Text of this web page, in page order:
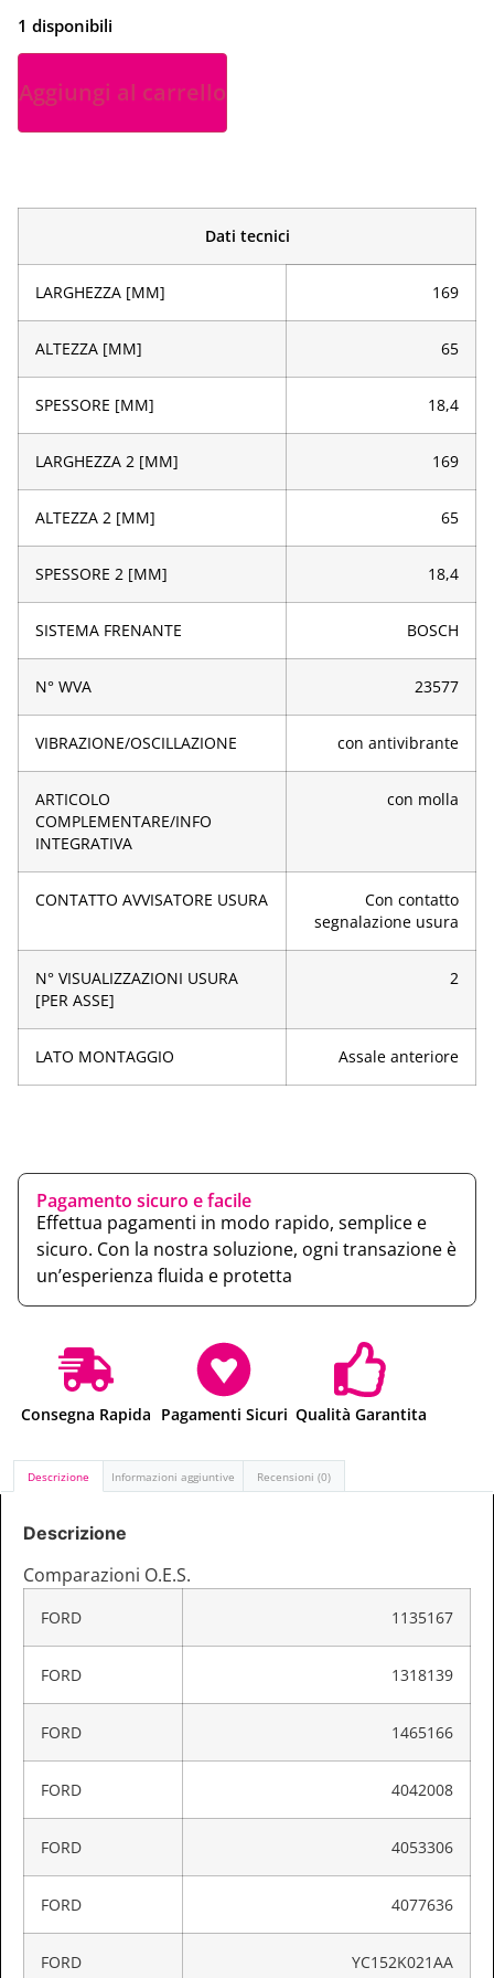
1 disponibili
Aggiungi al carrello
Dati tecnici
LARGHEZZA [MM] 169
ALTEZZA [MM] 65
SPESSORE [MM] 18,4
LARGHEZZA 2 [MM] 169
ALTEZZA 2 [MM] 65
SPESSORE 2 [MM] 18,4
SISTEMA FRENANTE BOSCH
N° WVA 23577
VIBRAZIONE/OSCILLAZIONE con antivibrante
ARTICOLO
COMPLEMENTARE/INFO
INTEGRATIVA
con molla
CONTATTO AVVISATORE USURA
Con contatto
segnalazione usura
N° VISUALIZZAZIONI USURA
[PER ASSE]
2
LATO MONTAGGIO Assale anteriore
Pagamento sicuro e facile
Effettua pagamenti in modo rapido, semplice e
sicuro. Con la nostra soluzione, ogni transazione è
un’esperienza fluida e protetta
Consegna Rapida Pagamenti Sicuri Qualità Garantita
Descrizione Informazioni aggiuntive Recensioni (0)
Descrizione
Comparazioni O.E.S.
FORD 1135167
FORD 1318139
FORD 1465166
FORD 4042008
FORD 4053306
FORD 4077636
FORD YC152K021AA